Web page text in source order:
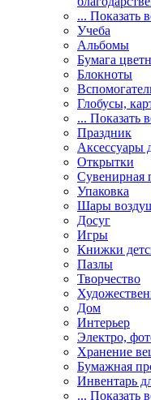
... Показать
Учеба
Альбомы
Бумага
Блокноты
Глобусы,
... Показать
Праздник
Аксессуары
Открытки
Сувенирная
Упаковка
Шары
Досуг
Игры
Книжки
Пазлы
Творчество
Дом
Интерьер
Электро,
Хранение
Бумажная
Инвентарь
... Показать